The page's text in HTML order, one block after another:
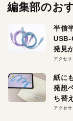
編集部のお
半信
USB-
発見
アクセサ
紙に
発想
ち替
アクセサ